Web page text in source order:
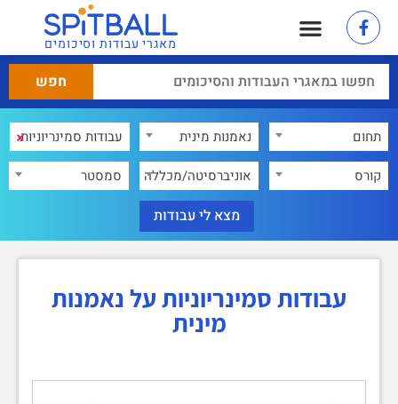
מאגרי עבודות וסיכומים
תחום נאמנות מינית ×
קורס אוניברסיטה/מכללה סמסטר
עבודות סמינריוניות על נאמנות
מינית